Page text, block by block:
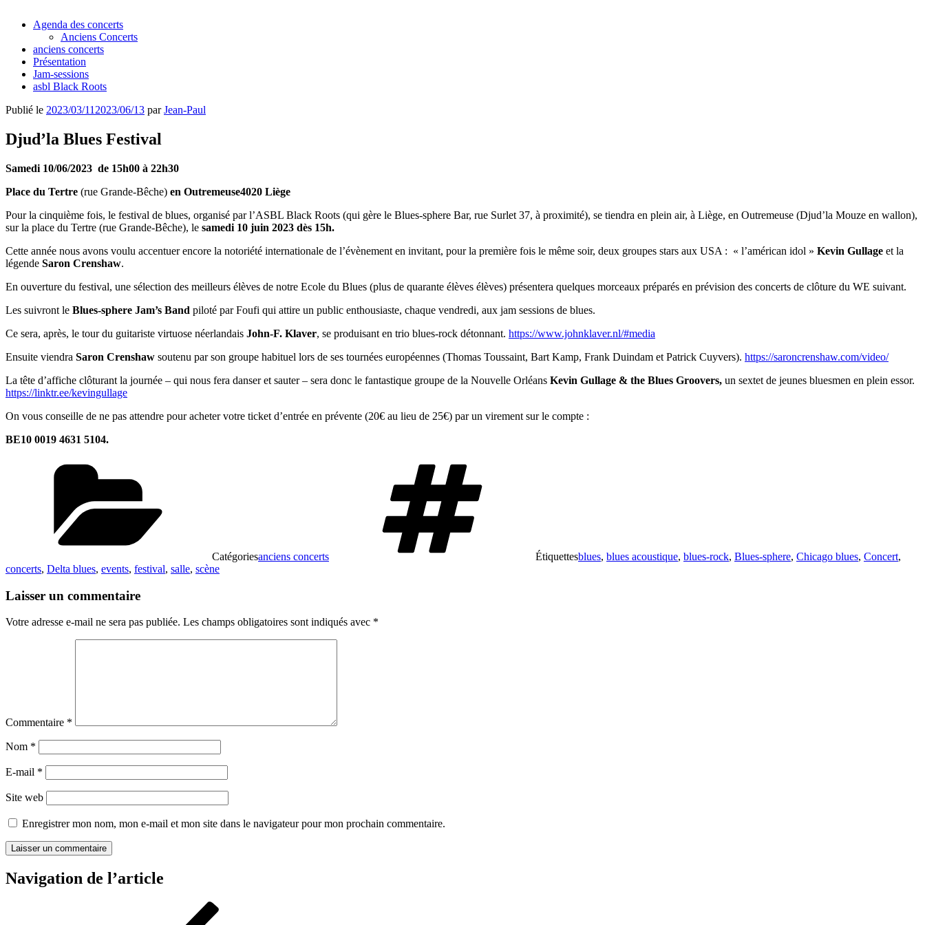
Agenda des concerts
Anciens Concerts
anciens concerts
Présentation
Jam-sessions
asbl Black Roots
Publié le 2023/03/11 2023/06/13 parJean-Paul
Djud’la Blues Festival
Samedi 10/06/2023 de 15h00 à 22h30
Place du Tertre (rue Grande-Bêche) en Outremeuse4020 Liège
Pour la cinquième fois, le festival de blues, organisé par l’ASBL Black Roots (qui gère le Blues-sphere Bar, rue Surlet 37, à proximité), se tiendra en plein air, à Liège, en Outremeuse (Djud’la Mouze en wallon),
sur la place du Tertre (rue Grande-Bêche), le samedi 10 juin 2023 dès 15h.
Cette année nous avons voulu accentuer encore la notoriété internationale de l’évènement en invitant, pour la première fois le même soir, deux groupes stars aux USA : « l’américan idol » Kevin Gullage et la
légende Saron Crenshaw.
En ouverture du festival, une sélection des meilleurs élèves de notre Ecole du Blues (plus de quarante élèves élèves) présentera quelques morceaux préparés en prévision des concerts de clôture du WE suivant.
Les suivront le Blues-sphere Jam’s Band piloté par Foufi qui attire un public enthousiaste, chaque vendredi, aux jam sessions de blues.
Ce sera, après, le tour du guitariste virtuose néerlandais John-F. Klaver, se produisant en trio blues-rock détonnant. https://www.johnklaver.nl/#media
Ensuite viendra Saron Crenshaw soutenu par son groupe habituel lors de ses tournées européennes (Thomas Toussaint, Bart Kamp, Frank Duindam et Patrick Cuyvers). https://saroncrenshaw.com/video/
La tête d’affiche clôturant la journée – qui nous fera danser et sauter – sera donc le fantastique groupe de la Nouvelle Orléans Kevin Gullage & the Blues Groovers, un sextet de jeunes bluesmen en plein essor.
https://linktr.ee/kevingullage
On vous conseille de ne pas attendre pour acheter votre ticket d’entrée en prévente (20€ au lieu de 25€) par un virement sur le compte :
BE10 0019 4631 5104.
Catégoriesanciens concerts Étiquettesblues, blues acoustique, blues-rock, Blues-sphere, Chicago blues, Concert,
concerts, Delta blues, events, festival, salle, scène
Laisser un commentaire
Votre adresse e-mail ne sera pas publiée. Les champs obligatoires sont indiqués avec *
Commentaire *
Nom *
E-mail *
Site web
Enregistrer mon nom, mon e-mail et mon site dans le navigateur pour mon prochain commentaire.
Navigation de l’article